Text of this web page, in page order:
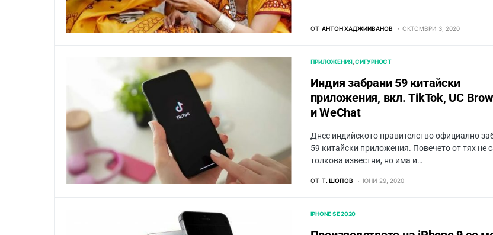
ОТ АНТОН ХАДЖИИВАНОВ ОКТОМВРИ 3, 2020
ПРИЛОЖЕНИЯ СИГУРНОСТ
Индия забрани 59 китайски
приложения, вкл. TikTok, UC
и WeChat
Днес индийското правителство официално
59 китайски приложения. Повечето от тях не
толкова известни, но има и…
ОТ Т. ШОПОВ ЮНИ 29, 2020
IPHONE SE 2020